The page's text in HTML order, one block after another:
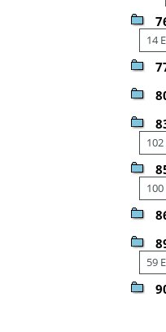
14
59